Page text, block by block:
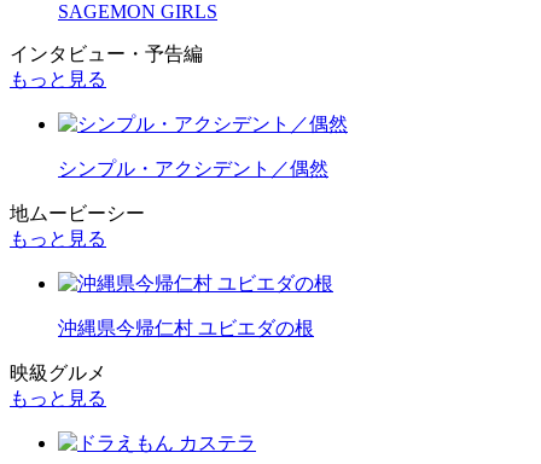
SAGEMON GIRLS
インタビュー・予告編
もっと見る
シンプル・アクシデント／偶然
地ムービーシー
もっと見る
沖縄県今帰仁村 ユビエダの根
映級グルメ
もっと見る